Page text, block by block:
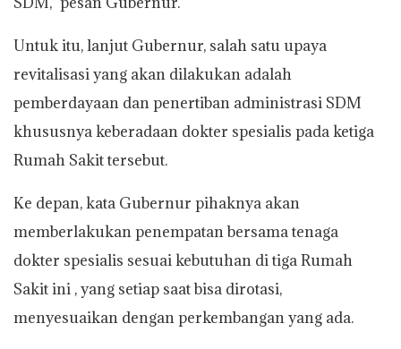
Untuk itu, lanjut Gubernur, salah satu upaya
revitalisasi yang akan dilakukan adalah
pemberdayaan dan penertiban administrasi SDM
khususnya keberadaan dokter spesialis pada ketiga
Rumah Sakit tersebut.
Ke depan, kata Gubernur pihaknya akan
memberlakukan penempatan bersama tenaga
dokter spesialis sesuai kebutuhan di tiga Rumah
Sakit ini , yang setiap saat bisa dirotasi,
menyesuaikan dengan perkembangan yang ada.